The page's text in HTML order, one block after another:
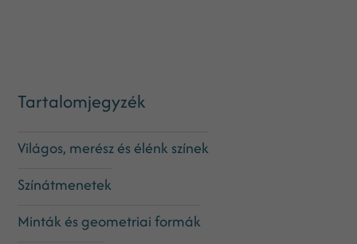
Tartalomjegyzék
Világos, merész és élénk színek
Színátmenetek
Minták és geometriai formák